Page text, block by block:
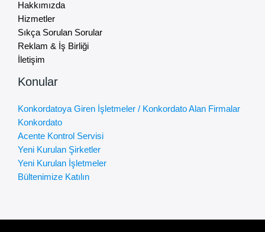
Hakkımızda
Hizmetler
Sıkça Sorulan Sorular
Reklam & İş Birliği
İletişim
Konular
Konkordatoya Giren İşletmeler / Konkordato Alan Firmalar
Konkordato
Acente Kontrol Servisi
Yeni Kurulan Şirketler
Yeni Kurulan İşletmeler
Bültenimize Katılın